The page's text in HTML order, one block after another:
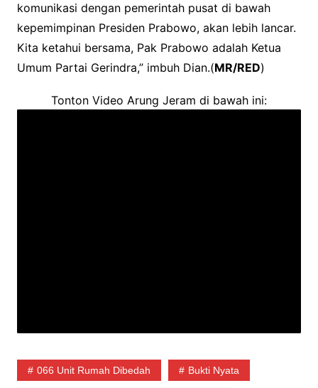
komunikasi dengan pemerintah pusat di bawah
kepemimpinan Presiden Prabowo, akan lebih lancar.
Kita ketahui bersama, Pak Prabowo adalah Ketua
Umum Partai Gerindra,” imbuh Dian.(MR/RED)
Tonton Video Arung Jeram di bawah ini:
066 Unit Rumah Dibedah Bukti Nyata